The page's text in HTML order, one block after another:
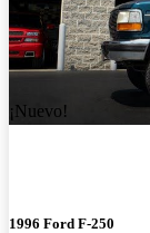
¡Nuevo!
1996 Ford F-250